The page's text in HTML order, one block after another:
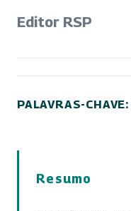
Editor RSP
PALAVRAS-CHAVE:
Resumo